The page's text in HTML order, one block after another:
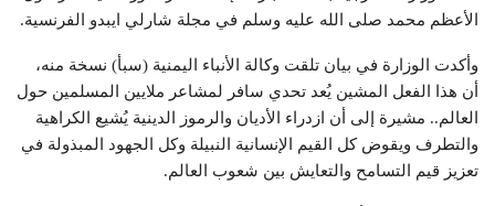
الأعظم محمد صلى الله عليه وسلم في مجلة شارلي ايبدو الفرنسية.
وأكدت الوزارة في بيان تلقت وكالة الأنباء اليمنية (سبأ) نسخة منه،
أن هذا الفعل المشين يُعد تحدي سافر لمشاعر ملايين المسلمين حول
العالم.. مشيرة إلى أن ازدراء الأديان والرموز الدينية يُشيع الكراهية
والتطرف ويقوض كل القيم الإنسانية النبيلة وكل الجهود المبذولة في
تعزيز قيم التسامح والتعايش بين شعوب العالم.